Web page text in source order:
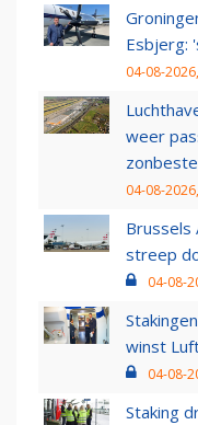
Esbjerg:
04-08-
weer
04-08-
Brussels
streep
04-08-
winst
04-08-
Staking